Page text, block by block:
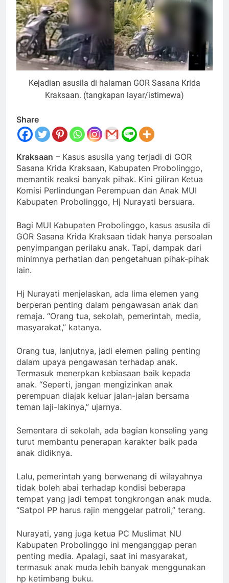
Kejadian asusila di halaman GOR Sasana Krida
Kraksaan. (tangkapan layar/istimewa)
Share
Kraksaan – Kasus asusila yang terjadi di GOR
Sasana Krida Kraksaan, Kabupaten Probolinggo,
memantik reaksi banyak pihak. Kini giliran Ketua
Komisi Perlindungan Perempuan dan Anak MUI
Kabupaten Probolinggo, Hj Nurayati bersuara.
Bagi MUI Kabupaten Probolinggo, kasus asusila di
GOR Sasana Krida Kraksaan tidak hanya persoalan
penyimpangan perilaku anak. Tapi, dampak dari
minimnya perhatian dan pengetahuan pihak-pihak
lain.
Hj Nurayati menjelaskan, ada lima elemen yang
berperan penting dalam pengawasan anak dan
remaja. “Orang tua, sekolah, pemerintah, media,
masyarakat,” katanya.
Orang tua, lanjutnya, jadi elemen paling penting
dalam upaya pengawasan terhadap anak.
Termasuk menerpkan kebiasaan baik kepada
anak. “Seperti, jangan mengizinkan anak
perempuan diajak keluar jalan-jalan bersama
teman laji-lakinya,” ujarnya.
Sementara di sekolah, ada bagian konseling yang
turut membantu penerapan karakter baik pada
anak didiknya.
Lalu, pemerintah yang berwenang di wilayahnya
tidak boleh abai terhadap kondisi beberapa
tempat yang jadi tempat tongkrongan anak muda.
“Satpol PP harus rajin menggelar patroli,” terang.
Nurayati, yang juga ketua PC Muslimat NU
Kabupaten Probolinggo ini menganggap peran
penting media. Apalagi, saat ini masyarakat,
termasuk anak muda lebih banyak menggunakan
hp ketimbang buku.